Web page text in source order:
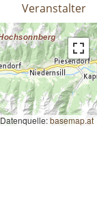
Veranstalter
Datenquelle:basemap.at